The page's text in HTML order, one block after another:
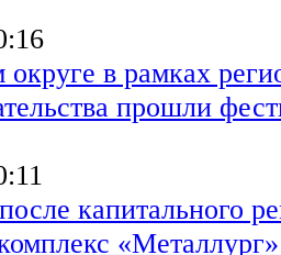
в рамках
прошли
капитального
«Металлург»